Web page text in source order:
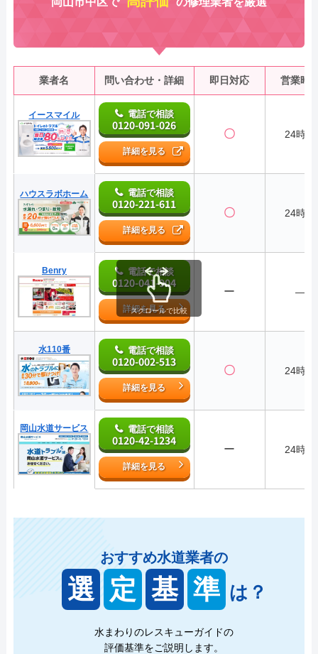
業者名 問い合わせ・詳細 即日対応 営業時
イースマイル 電話で相談
0120-091-026
詳細を見る
〇 24時間
ハウスラボホーム 電話で相談
0120-221-611
詳細を見る
〇 24時間
Benry 電話で相談
0120-041-904
詳細を見る
ー ―
水110番 電話で相談
0120-002-513
詳細を見る
〇 24時間
岡山水道サービス 電話で相談
0120-42-1234
詳細を見る
ー 24時間
スクロールで比較
おすすめ水道業者の
選 定 基 準 は？
水まわりのレスキューガイドの
評価基準をご説明します。